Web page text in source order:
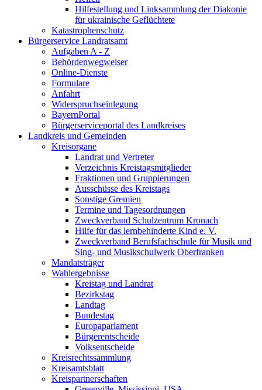
Hilfestellung und Linksammlung der Diakonie
für ukrainische Geflüchtete
Katastrophenschutz
Bürgerservice Landratsamt
Aufgaben A - Z
Behördenwegweiser
Online-Dienste
Formulare
Anfahrt
Widerspruchseinlegung
BayernPortal
Bürgerserviceportal des Landkreises
Landkreis und Gemeinden
Kreisorgane
Landrat und Vertreter
Verzeichnis Kreistagsmitglieder
Fraktionen und Gruppierungen
Ausschüsse des Kreistags
Sonstige Gremien
Termine und Tagesordnungen
Zweckverband Schulzentrum Kronach
Hilfe für das lernbehinderte Kind e. V.
Zweckverband Berufsfachschule für Musik und
Sing- und Musikschulwerk Oberfranken
Mandatsträger
Wahlergebnisse
Kreistag und Landrat
Bezirkstag
Landtag
Bundestag
Europaparlament
Bürgerentscheide
Volksentscheide
Kreisrechtssammlung
Kreisamtsblatt
Kreispartnerschaften